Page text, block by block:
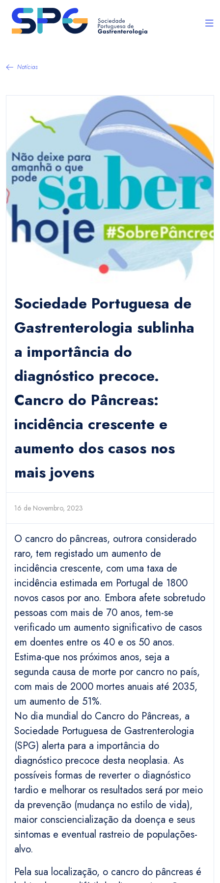
Notícias
Sociedade Portuguesa de
Gastrenterologia sublinha
a importância do
diagnóstico precoce.
Cancro do Pâncreas:
incidência crescente e
aumento dos casos nos
mais jovens
16 de Novembro, 2023
O cancro do pâncreas, outrora considerado
raro, tem registado um aumento de
incidência crescente, com uma taxa de
incidência estimada em Portugal de 1800
novos casos por ano. Embora afete sobretudo
pessoas com mais de 70 anos, tem-se
verificado um aumento significativo de casos
em doentes entre os 40 e os 50 anos.
Estima-que nos próximos anos, seja a
segunda causa de morte por cancro no país,
com mais de 2000 mortes anuais até 2035,
um aumento de 51%.
No dia mundial do Cancro do Pâncreas, a
Sociedade Portuguesa de Gastrenterologia
(SPG) alerta para a importância do
diagnóstico precoce desta neoplasia. As
possíveis formas de reverter o diagnóstico
tardio e melhorar os resultados será por meio
da prevenção (mudança no estilo de vida),
maior consciencialização da doença e seus
sintomas e eventual rastreio de populações-
alvo.
Pela sua localização, o cancro do pâncreas é